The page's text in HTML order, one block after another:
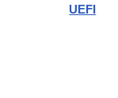
UEFI